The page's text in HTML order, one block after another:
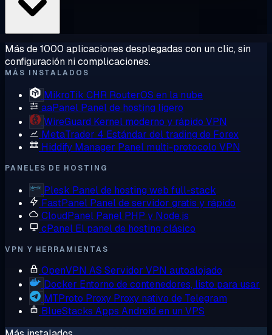
Más de 1000 aplicaciones desplegadas con un clic, sin
configuración ni complicaciones.
MÁS INSTALADOS
MikroTik CHR RouterOS en la nube
aaPanel Panel de hosting ligero
WireGuard Kernel moderno y rápido VPN
MetaTrader 4 Estándar del trading de Forex
Hiddify Manager Panel multi-protocolo VPN
PANELES DE HOSTING
Plesk Panel de hosting web full-stack
FastPanel Panel de servidor gratis y rápido
CloudPanel Panel PHP y Node.js
cPanel El panel de hosting clásico
VPN Y HERRAMIENTAS
OpenVPN AS Servidor VPN autoalojado
Docker Entorno de contenedores, listo para usar
MTProto Proxy Proxy nativo de Telegram
BlueStacks Apps Android en un VPS